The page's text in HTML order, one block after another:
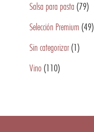
Salsa para pasta (79)
Selección Premium (49)
Sin categorizar (1)
Vino (110)